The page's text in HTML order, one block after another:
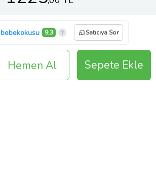
bebekokusu 9,3 Satıcıya Sor
Hemen Al Sepete Ekle